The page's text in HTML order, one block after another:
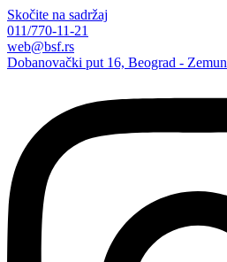
Skočite na sadržaj
011/770-11-21
web@bsf.rs
Dobanovački put 16, Beograd - Zemun